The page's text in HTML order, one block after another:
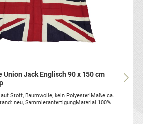
Union Jack Englisch 90 x 150 cm
auf Stoff, Baumwolle, kein Polyester!Maße ca.
neu, SammleranfertigungMaterial 100%